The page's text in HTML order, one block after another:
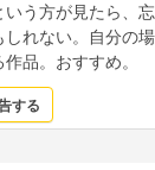
う方が見たら、
れない。自分の
品。おすすめ。
する